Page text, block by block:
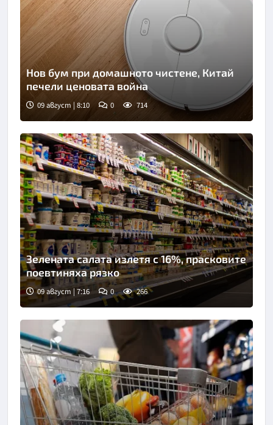
Снимка: Пиксабей
Нов бум при домашното чистене, Китай
печели ценовата война
09 август | 8:10 0 714
Зелената салата излетя с 16%, прасковите
поевтиняха рязко
09 август | 7:16 0 266